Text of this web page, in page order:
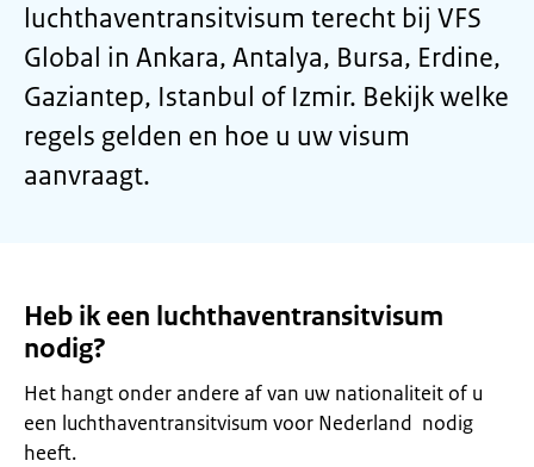
luchthaventransitvisum terecht bij VFS
Global in Ankara, Antalya, Bursa, Erdine,
Gaziantep, Istanbul of Izmir. Bekijk welke
regels gelden en hoe u uw visum
aanvraagt.
Heb ik een luchthaventransitvisum
nodig?
Het hangt onder andere af van uw nationaliteit of u
een luchthaventransitvisum voor Nederland nodig
heeft.